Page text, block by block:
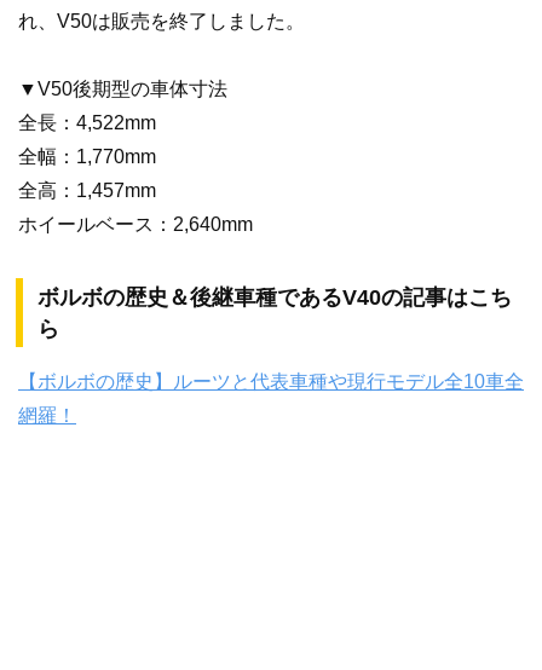
れ、V50は販売を終了しました。
▼V50後期型の車体寸法
全長：4,522mm
全幅：1,770mm
全高：1,457mm
ホイールベース：2,640mm
ボルボの歴史＆後継車種であるV40の記事はこち
ら
【ボルボの歴史】ルーツと代表車種や現行モデル全10車全
網羅！